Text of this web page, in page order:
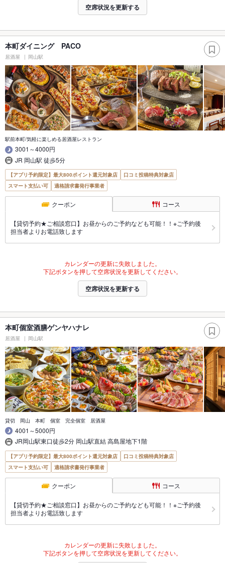
空席状況を更新する
本町ダイニング PACO
居酒屋 岡山駅
駅前本町/気軽に楽しめる居酒屋レストラン
3001～4000円
JR 岡山駅 徒歩5分
【アプリ予約限定】最大800ポイント還元対象店
口コミ投稿特典対象店
スマート支払い可
適格請求書発行事業者
クーポン コース
【貸切予約★ご相談窓口】お昼からのご予約なども可能！！※ご予約後
担当者よりお電話致します
カレンダーの更新に失敗しました。
下記ボタンを押して空席状況を更新してください。
空席状況を更新する
本町個室酒膳ゲンヤハナレ
居酒屋 岡山駅
貸切 岡山 本町 個室 完全個室 居酒屋
4001～5000円
JR岡山駅東口徒歩2分 岡山駅直結 高島屋地下1階
【アプリ予約限定】最大800ポイント還元対象店
口コミ投稿特典対象店
スマート支払い可
適格請求書発行事業者
クーポン コース
【貸切予約★ご相談窓口】お昼からのご予約なども可能！！※ご予約後
担当者よりお電話致します
カレンダーの更新に失敗しました。
下記ボタンを押して空席状況を更新してください。